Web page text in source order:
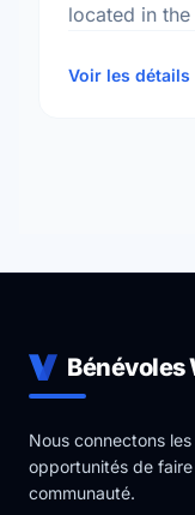
located in
James -
Voir les détails
Bénévoles
Nous connectons
opportunités de
communauté.